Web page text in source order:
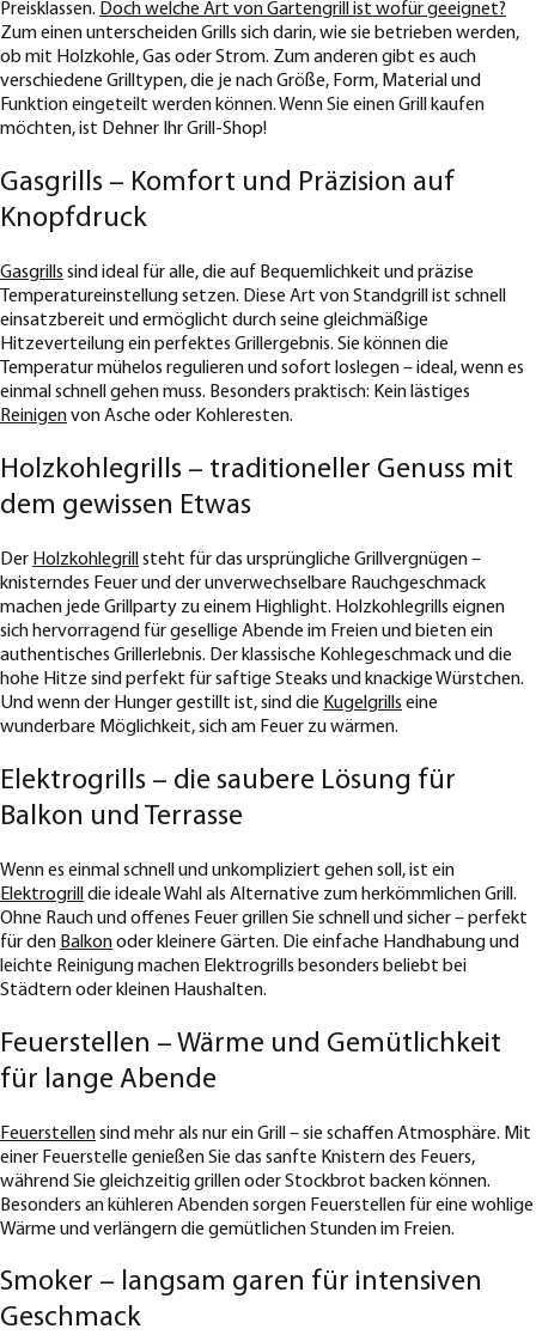
Preisklassen. Doch welche Art von Gartengrill ist wofür geeignet?
Zum einen unterscheiden Grills sich darin, wie sie betrieben werden,
ob mit Holzkohle, Gas oder Strom. Zum anderen gibt es auch
verschiedene Grilltypen, die je nach Größe, Form, Material und
Funktion eingeteilt werden können. Wenn Sie einen Grill kaufen
möchten, ist Dehner Ihr Grill-Shop!
Gasgrills – Komfort und Präzision auf
Knopfdruck
Gasgrills sind ideal für alle, die auf Bequemlichkeit und präzise
Temperatureinstellung setzen. Diese Art von Standgrill ist schnell
einsatzbereit und ermöglicht durch seine gleichmäßige
Hitzeverteilung ein perfektes Grillergebnis. Sie können die
Temperatur mühelos regulieren und sofort loslegen – ideal, wenn es
einmal schnell gehen muss. Besonders praktisch: Kein lästiges
Reinigenvon Asche oder Kohleresten.
Holzkohlegrills – traditioneller Genuss mit
dem gewissen Etwas
Der Holzkohlegrill steht für das ursprüngliche Grillvergnügen –
knisterndes Feuer und der unverwechselbare Rauchgeschmack
machen jede Grillparty zu einem Highlight. Holzkohlegrills eignen
sich hervorragend für gesellige Abende im Freien und bieten ein
authentisches Grillerlebnis. Der klassische Kohlegeschmack und die
hohe Hitze sind perfekt für saftige Steaks und knackige Würstchen.
Und wenn der Hunger gestillt ist, sind die Kugelgrills eine
wunderbare Möglichkeit, sich am Feuer zu wärmen.
Elektrogrills – die saubere Lösung für
Balkon und Terrasse
Wenn es einmal schnell und unkompliziert gehen soll, ist ein
Elektrogrill die ideale Wahl als Alternative zum herkömmlichen Grill.
Ohne Rauch und offenes Feuer grillen Sie schnell und sicher – perfekt
für den Balkonoder kleinere Gärten. Die einfache Handhabung und
leichte Reinigung machen Elektrogrills besonders beliebt bei
Städtern oder kleinen Haushalten.
Feuerstellen – Wärme und Gemütlichkeit
für lange Abende
Feuerstellensind mehr als nur ein Grill – sie schaffen Atmosphäre. Mit
einer Feuerstelle genießen Sie das sanfte Knistern des Feuers,
während Sie gleichzeitig grillen oder Stockbrot backen können.
Besonders an kühleren Abenden sorgen Feuerstellen für eine wohlige
Wärme und verlängern die gemütlichen Stunden im Freien.
Smoker – langsam garen für intensiven
Geschmack